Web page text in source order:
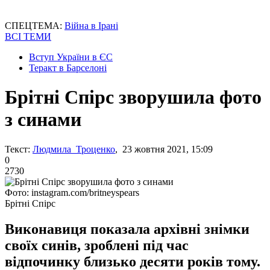
СПЕЦТЕМА: Війна в Ірані
ВСІ ТЕМИ
Вступ України в ЄС
Теракт в Барселоні
Брітні Спірс зворушила фото
з синами
Текст: Людмила Троценко, 23 жовтня 2021, 15:09
0
2730
Фото: instagram.com/britneyspears
Брітні Спірс
Виконавиця показала архівні знімки
своїх синів, зроблені під час
відпочинку близько десяти років тому.